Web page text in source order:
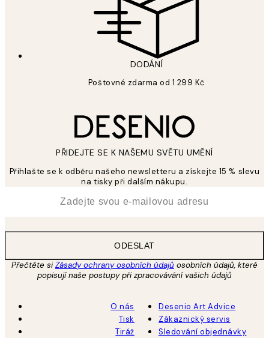
DODÁNÍ
Poštovné zdarma od 1 299 Kč
PŘIDEJTE SE K NAŠEMU SVĚTU UMĚNÍ
Přihlašte se k odběru našeho newsletteru a získejte 15 % slevu
na tisky při dalším nákupu.
ODESLAT
Přečtěte siZásady ochrany osobních údajů osobních údajů, které
popisují naše postupy při zpracovávání vašich údajů
O nás
Tisk
Tiráž
Desenio Art Advice
Zákaznický servis
Sledování objednávky